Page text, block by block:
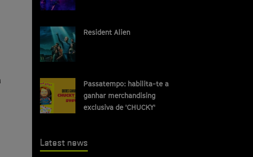
Resident Alien
Passatempo: habilita-te a
ganhar merchandising
exclusiva de 'CHUCKY'
Latest news